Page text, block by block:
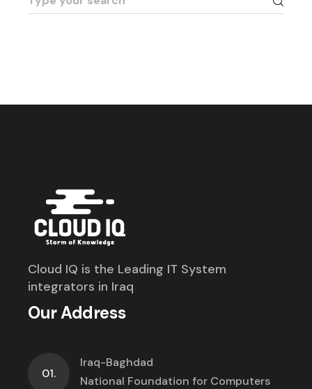
Cloud IQ is the Leading IT System
integrators in Iraq
Our Address
01.
Iraq-Baghdad
National Foundation for Computers